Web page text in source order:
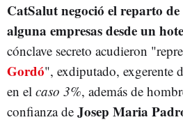
CatSalut negoció el reparto
alguna empresas desde un
cónclave secreto acudieron
Gordó", exdiputado, exgerente
en el caso 3%, además de
confianza de Josep Maria